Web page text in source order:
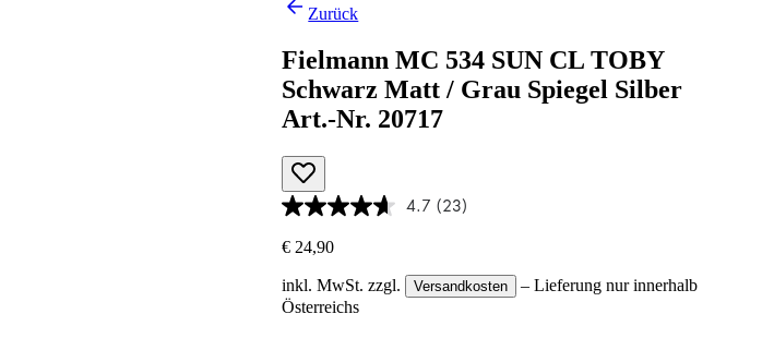
Zurück
Fielmann MC 534 SUN CL TOBY
Schwarz Matt / Grau Spiegel Silber
Art.-Nr. 20717
4.7 (23)
€ 24,90
inkl. MwSt.zzgl. Versandkosten
– Lieferung nur innerhalb
Österreichs